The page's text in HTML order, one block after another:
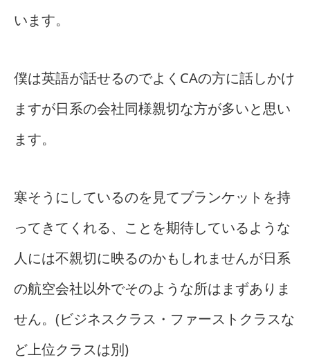
います。
僕は英語が話せるのでよくCAの方に話しかけ
ますが日系の会社同様親切な方が多いと思い
ます。
寒そうにしているのを見てブランケットを持
ってきてくれる、ことを期待しているような
人には不親切に映るのかもしれませんが日系
の航空会社以外でそのような所はまずありま
せん。(ビジネスクラス・ファーストクラスな
ど上位クラスは別)